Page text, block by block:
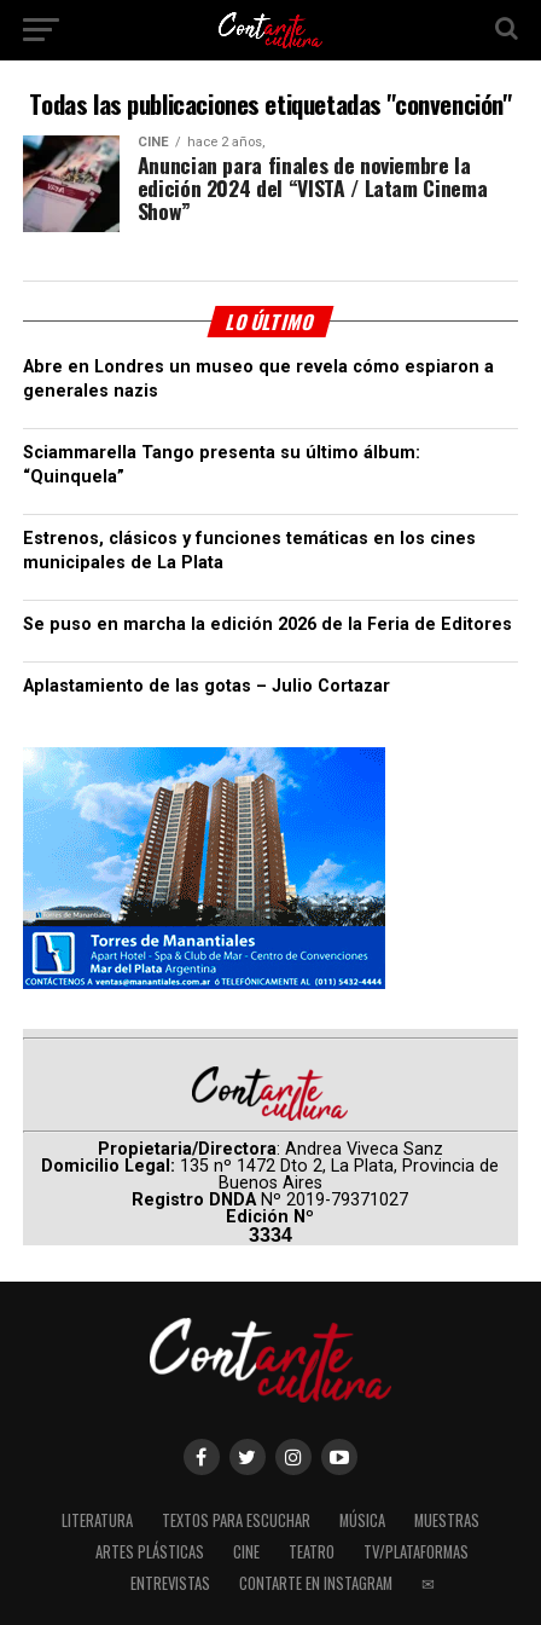
Todas las publicaciones etiquetadas "convención"
CINE hace 2 años,
Anuncian para finales de noviembre la
edición 2024 del “VISTA / Latam Cinema
Show”
LO ÚLTIMO
Abre en Londres un museo que revela cómo espiaron a
generales nazis
Sciammarella Tango presenta su último álbum:
“Quinquela”
Estrenos, clásicos y funciones temáticas en los cines
municipales de La Plata
Se puso en marcha la edición 2026 de la Feria de Editores
Aplastamiento de las gotas – Julio Cortazar
Propietaria/Directora: Andrea Viveca Sanz
Domicilio Legal: 135 nº 1472 Dto 2, La Plata, Provincia de
Buenos Aires
Registro DNDA Nº 2019-79371027
Edición Nº
3334
LITERATURA TEXTOS PARA ESCUCHAR MÚSICA
MUESTRAS
ARTES PLÁSTICAS
CINE TEATRO
TV/PLATAFORMAS
ENTREVISTAS
CONTARTE EN INSTAGRAM ✉